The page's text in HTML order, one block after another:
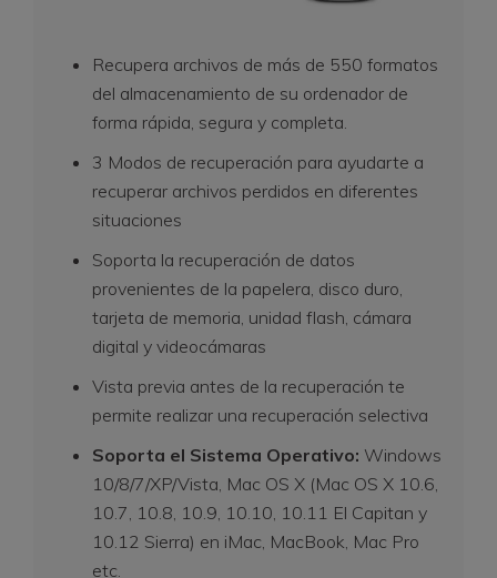
Recupera archivos de más de 550 formatos
del almacenamiento de su ordenador de
forma rápida, segura y completa.
3 Modos de recuperación para ayudarte a
recuperar archivos perdidos en diferentes
situaciones
Soporta la recuperación de datos
provenientes de la papelera, disco duro,
tarjeta de memoria, unidad flash, cámara
digital y videocámaras
Vista previa antes de la recuperación te
permite realizar una recuperación selectiva
Soporta el Sistema Operativo: Windows
10/8/7/XP/Vista, Mac OS X (Mac OS X 10.6,
10.7, 10.8, 10.9, 10.10, 10.11 El Capitan y
10.12 Sierra) en iMac, MacBook, Mac Pro
etc.